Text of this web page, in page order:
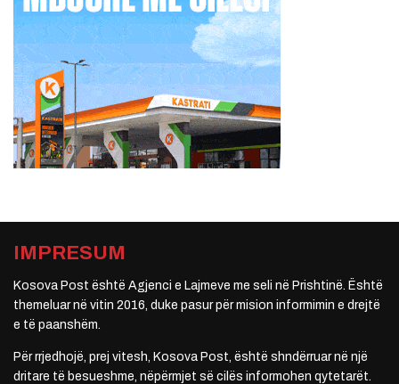
IMPRESUM
Kosova Post është Agjenci e Lajmeve me seli në Prishtinë. Është
themeluar në vitin 2016, duke pasur për mision informimin e drejtë
e të paanshëm.
Për rrjedhojë, prej vitesh, Kosova Post, është shndërruar në një
dritare të besueshme, nëpërmjet së cilës informohen qytetarët.